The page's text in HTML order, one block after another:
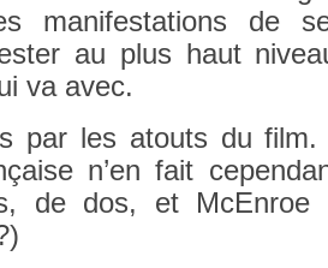
man­ifes­ta­tions de
au plus haut
va avec.
par les atouts du
n’en fait
de dos, et